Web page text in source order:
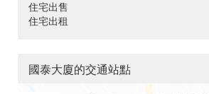
住宅出售
住宅出租
國泰大廈的交通站點